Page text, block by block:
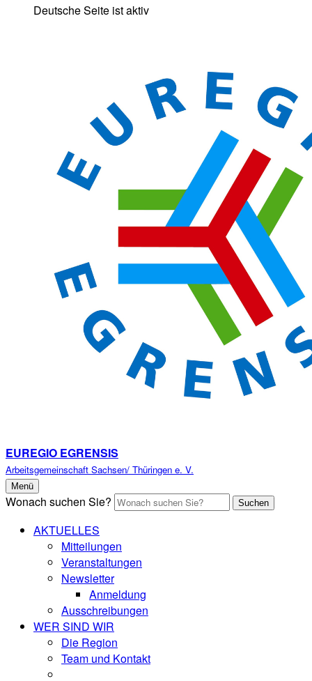
Deutsche Seite ist aktiv
EUREGIO EGRENSIS
Arbeitsgemeinschaft Sachsen/ Thüringen e. V.
Menü
Wonach suchen Sie? Suchen
AKTUELLES
Mitteilungen
Veranstaltungen
Newsletter
Anmeldung
Ausschreibungen
WER SIND WIR
Die Region
Team und Kontakt